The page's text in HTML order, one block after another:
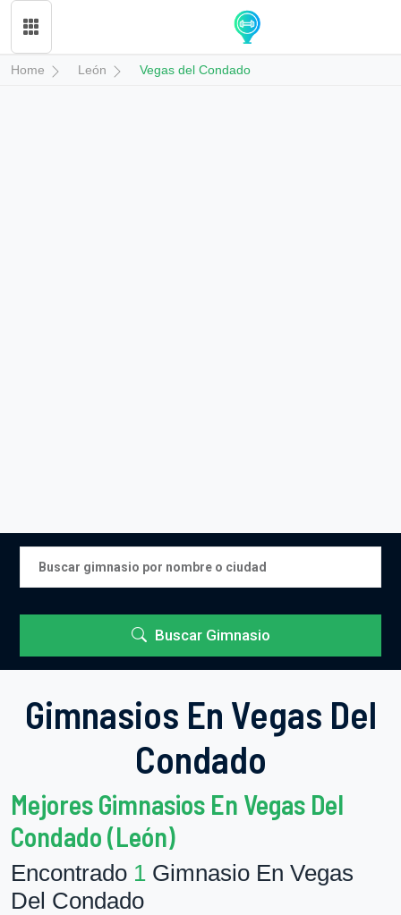
Home León Vegas del Condado
Buscar Gimnasio
Gimnasios En Vegas Del
Condado
Mejores Gimnasios En Vegas Del
Condado (León)
Encontrado 1 Gimnasio En Vegas
Del Condado